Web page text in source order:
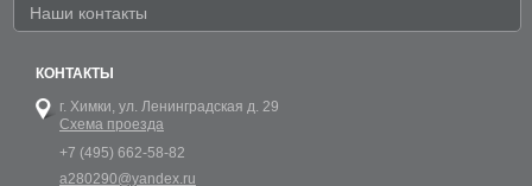
Наши контакты
КОНТАКТЫ
г. Химки, ул. Ленинградская д. 29
Схема проезда
+7 (495) 662-58-82
a280290@yandex.ru